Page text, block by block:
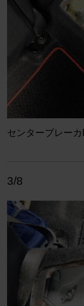
センターブレーカ
3/8